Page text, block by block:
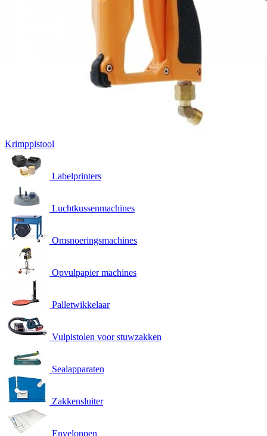
Krimppistool
Labelprinters
Luchtkussenmachines
Omsnoeringsmachines
Opvulpapier machines
Palletwikkelaar
Vulpistolen voor stuwzakken
Sealapparaten
Zakkensluiter
Enveloppen